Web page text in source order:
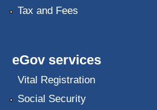
Tax and Fees
eGov services
Vital Registration
Social Security